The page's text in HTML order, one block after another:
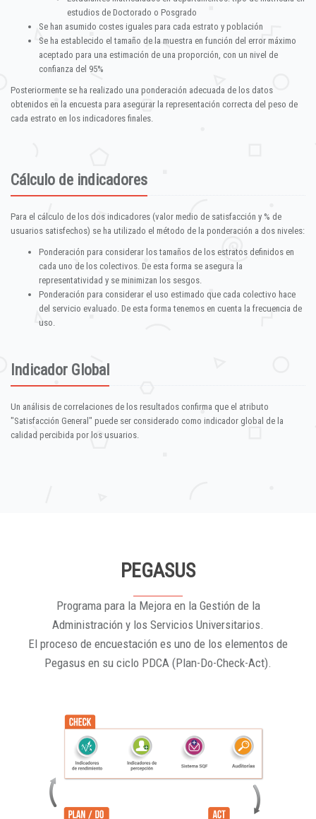
estudios de Doctorado o Posgrado
Se han asumido costes iguales para cada estrato y población
Se ha establecido el tamaño de la muestra en función del error máximo
aceptado para una estimación de una proporción, con un nivel de
confianza del 95%
Posteriormente se ha realizado una ponderación adecuada de los datos
obtenidos en la encuesta para asegurar la representación correcta del peso de
cada estrato en los indicadores finales.
Cálculo de indicadores
Para el cálculo de los dos indicadores (valor medio de satisfacción y % de
usuarios satisfechos) se ha utilizado el método de la ponderación a dos niveles:
Ponderación para considerar los tamaños de los estratos definidos en
cada uno de los colectivos. De esta forma se asegura la
representatividad y se minimizan los sesgos.
Ponderación para considerar el uso estimado que cada colectivo hace
del servicio evaluado. De esta forma tenemos en cuenta la frecuencia de
uso.
Indicador Global
Un análisis de correlaciones de los resultados confirma que el atributo
"Satisfacción General" puede ser considerado como indicador global de la
calidad percibida por los usuarios.
PEGASUS
Programa para la Mejora en la Gestión de la
Administración y los Servicios Universitarios.
El proceso de encuestación es uno de los elementos de
Pegasus en su ciclo PDCA (Plan-Do-Check-Act).